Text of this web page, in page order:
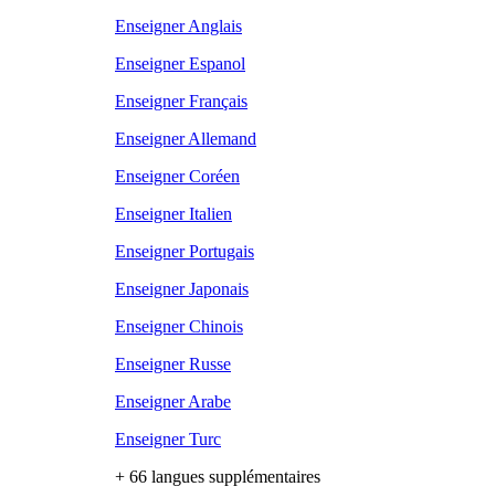
Enseigner Anglais
Enseigner Espanol
Enseigner Français
Enseigner Allemand
Enseigner Coréen
Enseigner Italien
Enseigner Portugais
Enseigner Japonais
Enseigner Chinois
Enseigner Russe
Enseigner Arabe
Enseigner Turc
+ 66 langues supplémentaires